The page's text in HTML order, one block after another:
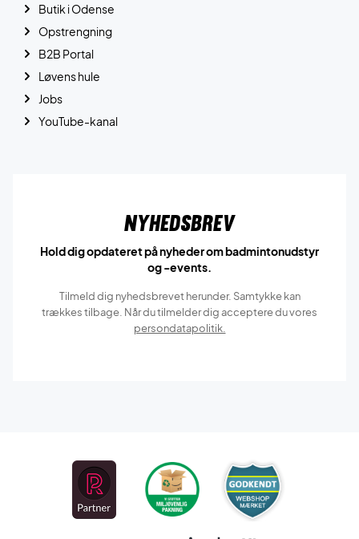
Butik i Odense
Opstrengning
B2B Portal
Løvens hule
Jobs
YouTube-kanal
Nyhedsbrev
Hold dig opdateret på nyheder om badmintonudstyr
og -events.
Tilmeld dig nyhedsbrevet herunder. Samtykke kan
trækkes tilbage. Når du tilmelder dig acceptere du vores
persondatapolitik.